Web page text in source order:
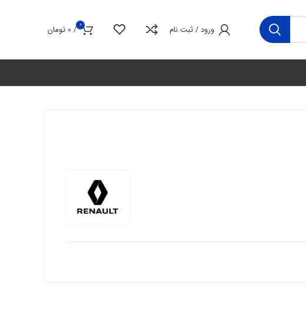
ورود / ثبت نام 0
/
0 تومان